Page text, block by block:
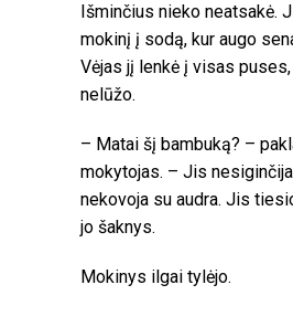
Išminčius nieko neatsakė.
mokinį į sodą, kur augo
Vėjas jį lenkė į visas
nelūžo.
– Matai šį bambuką? –
mokytojas. – Jis
nekovoja su audra. Jis
jo šaknys.
Mokinys ilgai tylėjo.